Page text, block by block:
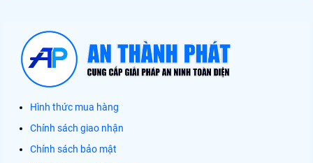
Hình thức mua hàng
Chính sách giao nhận
Chính sách bảo mật